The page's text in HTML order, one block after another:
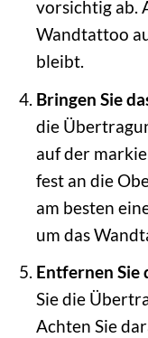
vorsichtig ab.
Wandtattoo
bleibt.
Bringen Sie
die
auf der
fest an die
am besten
um das
Entfernen Sie
Sie die
Achten Sie